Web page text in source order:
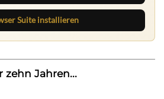
Suite installieren
zehn Jahren...